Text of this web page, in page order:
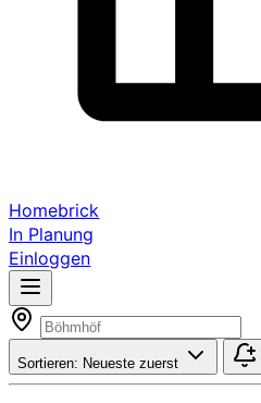
Homebrick
In Planung
Einloggen
Sortieren: Neueste zuerst